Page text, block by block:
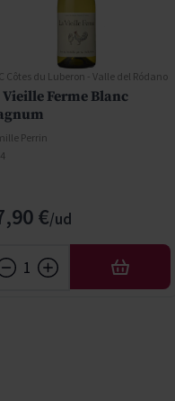
Côtes du Luberon - Valle del Ródano
Vieille Ferme Blanc
Perrin
€
AFEGIR